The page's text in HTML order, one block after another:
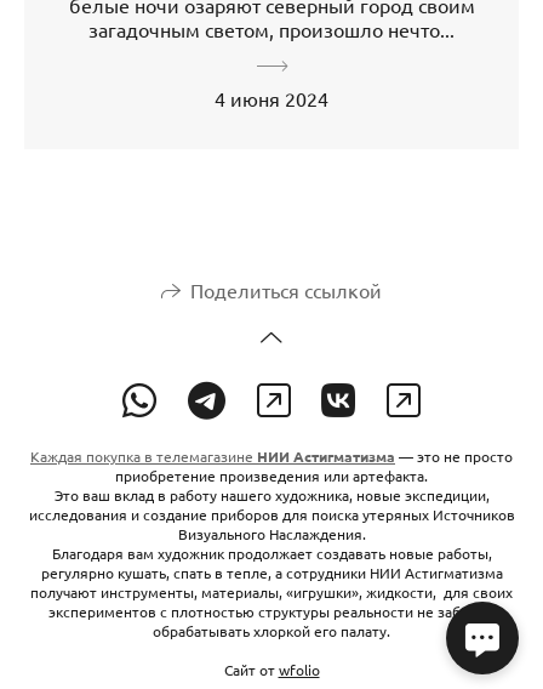
загадочным светом, произошло нечто...
4 июня 2024
Поделиться ссылкой
Каждая покупка в телемагазине НИИ Астигматизма — это не просто
приобретение произведения или артефакта.
Это ваш вклад в работу нашего художника, новые экспедиции,
исследования и создание приборов для поиска утеряных Источников
Визуального Наслаждения.
Благодаря вам художник продолжает создавать новые работы,
регулярно кушать, спать в тепле, а сотрудники НИИ Астигматизма
получают инструменты, материалы, «игрушки», жидкости, для своих
экспериментов с плотностью структуры реальности не забывая
обрабатывать хлоркой его палату.
Сайт отwfolio